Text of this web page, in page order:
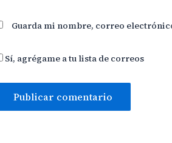
Guarda mi nombre, correo
Sí, agrégame a tu lista de correos